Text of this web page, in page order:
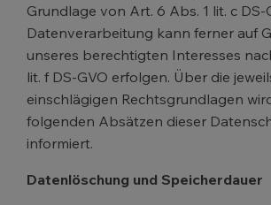
Grundlage von Art. 6 Abs. 1 lit. c DS-
Datenverarbeitung kann ferner auf
unseres berechtigten Interesses
lit. f DS-GVO erfolgen. Über die
einschlägigen Rechtsgrundlagen
folgenden Absätzen dieser
informiert.
Datenlöschung und Speicherdauer